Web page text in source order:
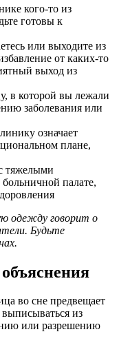
кого-то из
готовы к
или выходите из
от каких-то
выход из
в которой вы лежали
заболевания или
означает
плане,
тяжелыми
палате,
одежду говорит о
Будьте
во сне предвещает
из
или разрешению